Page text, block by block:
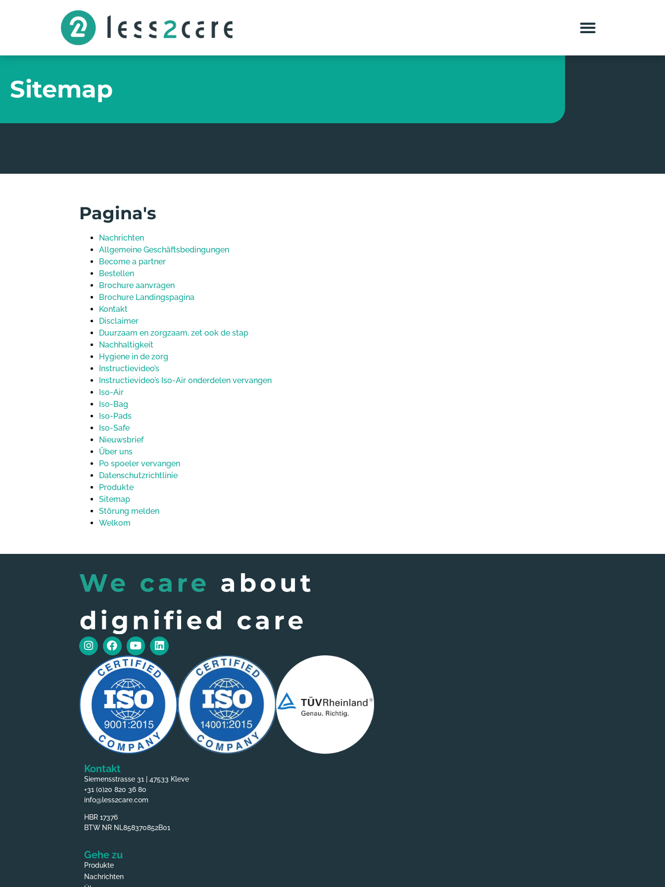
Sitemap
Pagina's
Nachrichten
Allgemeine Geschäftsbedingungen
Become a partner
Bestellen
Brochure aanvragen
Brochure Landingspagina
Kontakt
Disclaimer
Duurzaam en zorgzaam, zet ook de stap
Nachhaltigkeit
Hygiene in de zorg
Instructievideo’s
Instructievideo’s Iso-Air onderdelen vervangen
Iso-Air
Iso-Bag
Iso-Pads
Iso-Safe
Nieuwsbrief
Über uns
Po spoeler vervangen
Datenschutzrichtlinie
Produkte
Sitemap
Störung melden
Welkom
Kontakt
Siemensstrasse 31 | 47533 Kleve
+31 (0)20 820 36 80
info@less2care.com
HBR 17376
BTW NR NL858370852B01
Gehe zu
Produkte
Nachrichten